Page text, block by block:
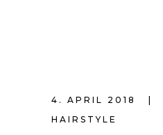
4. APRIL 2018
HAIRSTYLE